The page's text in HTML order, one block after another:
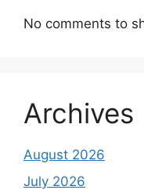
No comments to
Archives
August 2026
July 2026